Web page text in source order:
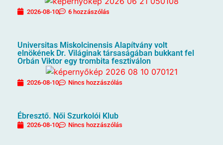
2026-08-10 6 hozzászólás
Universitas Miskolcinensis Alapítvány volt
elnökének Dr. Világinak társaságában bukkant fel
Orbán Viktor egy trombita fesztiválon
2026-08-10 Nincs hozzászólás
Ébresztő. Női Szurkolói Klub
2026-08-10 Nincs hozzászólás